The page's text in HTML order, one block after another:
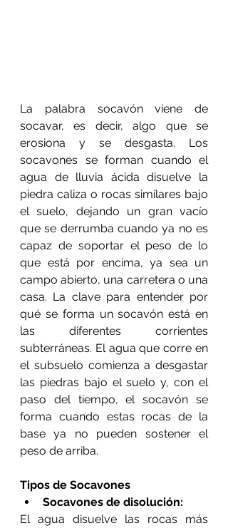
La palabra socavón viene de
socavar, es decir, algo que se
erosiona y se desgasta. Los
socavones se forman cuando el
agua de lluvia ácida disuelve la
piedra caliza o rocas similares bajo
el suelo, dejando un gran vacío
que se derrumba cuando ya no es
capaz de soportar el peso de lo
que está por encima, ya sea un
campo abierto, una carretera o una
casa. La clave para entender por
qué se forma un socavón está en
las diferentes corrientes
subterráneas. El agua que corre en
el subsuelo comienza a desgastar
las piedras bajo el suelo y, con el
paso del tiempo, el socavón se
forma cuando estas rocas de la
base ya no pueden sostener el
peso de arriba.
Tipos de Socavones
Socavones de disolución:
El agua disuelve las rocas más